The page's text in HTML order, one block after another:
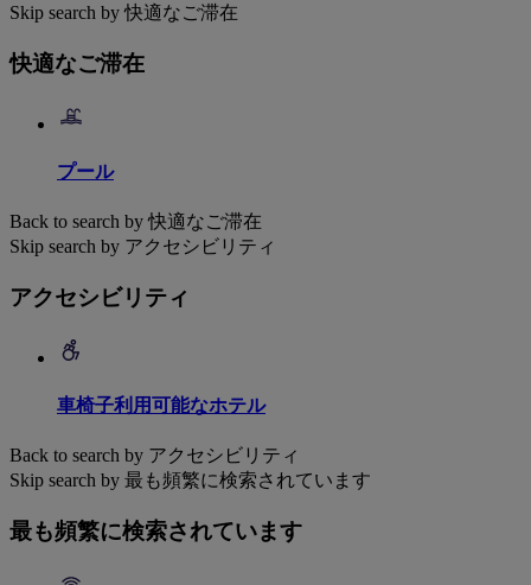
Skip search by 快適なご滞在
快適なご滞在
プール
Back to search by 快適なご滞在
Skip search by アクセシビリティ
アクセシビリティ
車椅子利用可能なホテル
Back to search by アクセシビリティ
Skip search by 最も頻繁に検索されています
最も頻繁に検索されています